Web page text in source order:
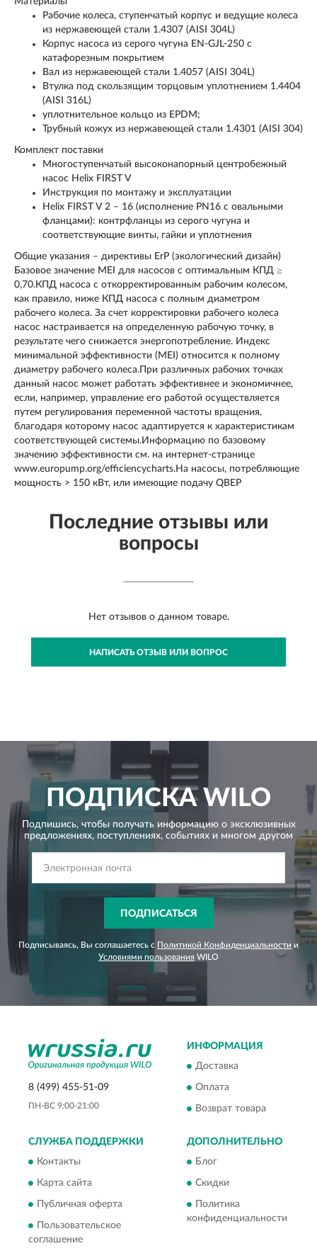
Рабочие колеса, ступенчатый корпус и ведущие колеса
из нержавеющей стали 1.4307 (AISI 304L)
Корпус насоса из серого чугуна EN-GJL-250 с
катафорезным покрытием
Вал из нержавеющей стали 1.4057 (AISI 304L)
Втулка под скользящим торцовым уплотнением 1.4404
(AISI 316L)
уплотнительное кольцо из EPDM;
Трубный кожух из нержавеющей стали 1.4301 (AISI 304)
Комплект поставки
Многоступенчатый высоконапорный центробежный
насос Helix FIRST V
Инструкция по монтажу и эксплуатации
Helix FIRST V 2 – 16 (исполнение PN16 с овальными
фланцами): контрфланцы из серого чугуна и
соответствующие винты, гайки и уплотнения
Общие указания – директивы ErP (экологический дизайн)
Базовое значение MEI для насосов с оптимальным КПД ≥
0,70.КПД насоса с откорректированным рабочим колесом,
как правило, ниже КПД насоса с полным диаметром
рабочего колеса. За счет корректировки рабочего колеса
насос настраивается на определенную рабочую точку, в
результате чего снижается энергопотребление. Индекс
минимальной эффективности (MEI) относится к полному
диаметру рабочего колеса.При различных рабочих точках
данный насос может работать эффективнее и экономичнее,
если, например, управление его работой осуществляется
путем регулирования переменной частоты вращения,
благодаря которому насос адаптируется к характеристикам
соответствующей системы.Информацию по базовому
значению эффективности см. на интернет-странице
www.europump.org/efficiencycharts.На насосы, потребляющие
мощность > 150 кВт, или имеющие подачу QBEP
Последние отзывы или
вопросы
Нет отзывов о данном товаре.
НАПИСАТЬ ОТЗЫВ ИЛИ ВОПРОС
ПОДПИСКАWILO
Подпишись, чтобы получать информацию о эксклюзивных
предложениях, поступлениях, событиях и многом другом
ПОДПИСАТЬСЯ
Подписываясь, Вы соглашаетесь с Политикой Конфиденциальности и
Условиями пользования WILO
8 (499) 455-51-09
ПН-ВС 9:00-21:00
ИНФОРМАЦИЯ
Доставка
Оплата
Возврат товара
СЛУЖБА ПОДДЕРЖКИ
Контакты
Карта сайта
Публичная оферта
Пользовательское
соглашение
ДОПОЛНИТЕЛЬНО
Блог
Скидки
Политика
конфиденциальности